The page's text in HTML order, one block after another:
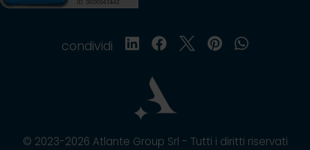
condividi
© 2023-2026 Atlante Group Srl - Tutti i diritti riservati